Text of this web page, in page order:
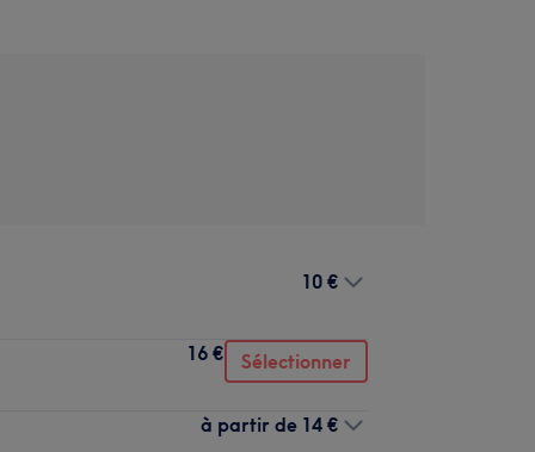
10 €
16 € Sélectionner
à partir de 14 €